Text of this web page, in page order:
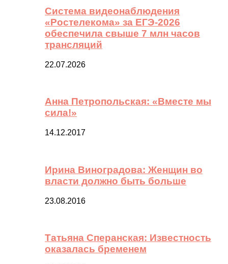
Система видеонаблюдения
«Ростелекома» за ЕГЭ-2026
обеспечила свыше 7 млн часов
трансляций
22.07.2026
Анна Петропольская: «Вместе мы
сила!»
14.12.2017
Ирина Виноградова: Женщин во
власти должно быть больше
23.08.2016
Татьяна Сперанская: Известность
оказалась бременем